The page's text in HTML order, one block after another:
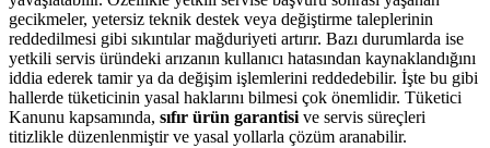
gecikmeler, yetersiz teknik destek veya değiştirme taleplerinin
reddedilmesi gibi sıkıntılar mağduriyeti artırır. Bazı durumlarda ise
yetkili servis üründeki arızanın kullanıcı hatasından kaynaklandığını
iddia ederek tamir ya da değişim işlemlerini reddedebilir. İşte bu gibi
hallerde tüketicinin yasal haklarını bilmesi çok önemlidir. Tüketici
Kanunu kapsamında, sıfır ürün garantisi ve servis süreçleri
titizlikle düzenlenmiştir ve yasal yollarla çözüm aranabilir.